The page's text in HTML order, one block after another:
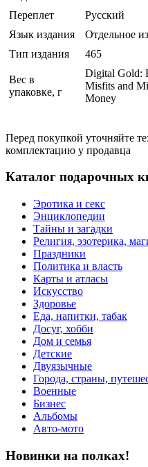
Переплет
Русский
Язык издания
Отдельное
Тип издания
465
Вес в
упаковке, г
Digital Gold:
Misfits and
Money
Перед покупкой уточняйте
комплектацию у продавца
Каталог подарочных
Эротика и секс
Энциклопедии
Тайны и загадки
Религия, эзотерика,
Праздники
Политика и власть
Карты и атласы
Искусство
Здоровье
Еда, напитки, табак
Досуг, хобби
Дом и семья
Детские
Двуязычные
Города, страны,
Военные
Бизнес
Альбомы
Авто-мото
Новинки на полках!